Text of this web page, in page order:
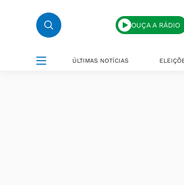
OUÇA A RÁDIO
ÚLTIMAS NOTÍCIAS